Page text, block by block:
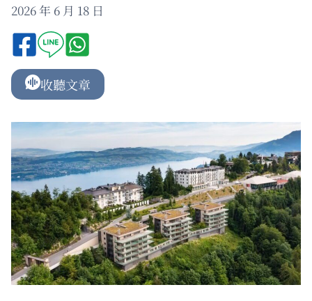
2026 年 6 月 18 日
收聽文章